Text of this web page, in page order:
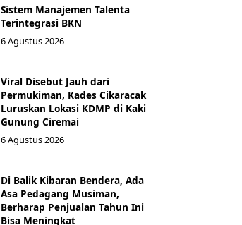
Sistem Manajemen Talenta
Terintegrasi BKN
6 Agustus 2026
Viral Disebut Jauh dari
Permukiman, Kades Cikaracak
Luruskan Lokasi KDMP di Kaki
Gunung Ciremai
6 Agustus 2026
Di Balik Kibaran Bendera, Ada
Asa Pedagang Musiman,
Berharap Penjualan Tahun Ini
Bisa Meningkat